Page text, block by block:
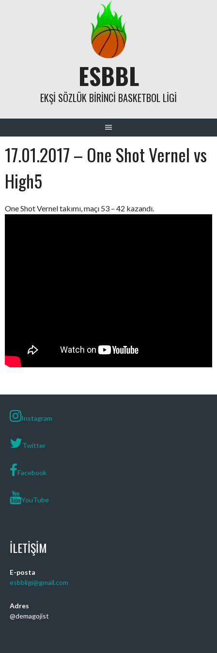
ESBBL
EKŞI SÖZLÜK BIRINCI BASKETBOL LIGI
17.01.2017 – One Shot Vernel vs
High5
One Shot Vernel takımı, maçı 53 – 42 kazandı.
Instagram
Twitter
Facebook
YouTube
İLETIŞIM
E-posta
esbbligi@gmail.com
Adres
@demagojist